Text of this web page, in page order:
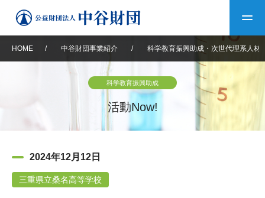
中谷財団について
設立趣意書
中谷財団事業紹介中谷財団動画紹介
HOME / 中谷財団事業紹介 / 科学教育振興助成・次世代理系人材
科学教育振興助成
活動Now!
2024年12月12日
三重県立桑名高等学校